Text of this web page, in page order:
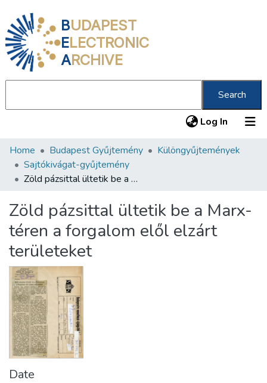
BUDAPEST
ELECTRONIC
ARCHIVE
Search
Log In (current)
Communities & Collections
All of DSpace
About us
Home Budapest Gyűjtemény
Különgyűjtemények
Sajtókivágat-gyűjtemény
Zöld pázsittal ültetik be a Marx-téren a forgalom elől elzárt területeket
Zöld pázsittal ültetik be a Marx-
téren a forgalom elől elzárt
területeket
Date